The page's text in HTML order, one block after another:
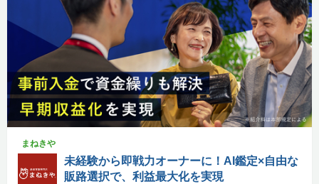
まねきや
未経験から即戦力オーナーに！AI鑑定×自由な
販路選択で、利益最大化を実現